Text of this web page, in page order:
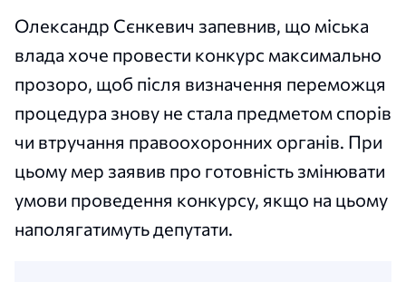
Олександр Сєнкевич запевнив, що міська
влада хоче провести конкурс максимально
прозоро, щоб після визначення переможця
процедура знову не стала предметом спорів
чи втручання правоохоронних органів. При
цьому мер заявив про готовність змінювати
умови проведення конкурсу, якщо на цьому
наполягатимуть депутати.